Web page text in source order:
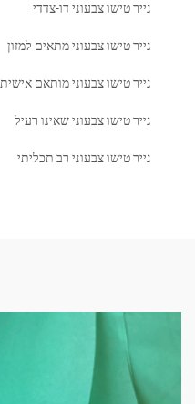
נייר טישו צבעוני דו-צדדי
נייר טישו צבעוני מתאים למזון
נייר טישו צבעוני מותאם אישית
נייר טישו צבעוני שאינו רעיל
נייר טישו צבעוני רב תכליתי